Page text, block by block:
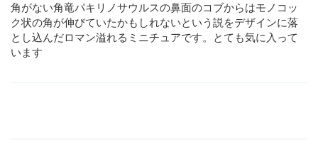
角がない角竜パキリノサウルスの鼻面のコブからはモノコッ
ク状の角が伸びていたかもしれないという説をデザインに落
とし込んだロマン溢れるミニチュアです。とても気に入って
います